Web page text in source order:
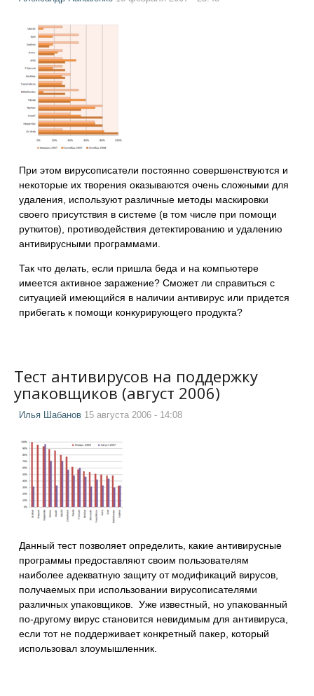
При этом вирусописатели постоянно совершенствуются и
некоторые их творения оказываются очень сложными для
удаления, используют различные методы маскировки
своего присутствия в системе (в том числе при помощи
руткитов), противодействия детектированию и удалению
антивирусными программами.
Так что делать, если пришла беда и на компьютере
имеется активное заражение? Сможет ли справиться с
ситуацией имеющийся в наличии антивирус или придется
прибегать к помощи конкурирующего продукта?
Тест антивирусов на поддержку
упаковщиков (август 2006)
Илья Шабанов 15 августа 2006 - 14:08
Данный тест позволяет определить, какие антивирусные
программы предоставляют своим пользователям
наиболее адекватную защиту от модификаций вирусов,
получаемых при использовании вирусописателями
различных упаковщиков. Уже известный, но упакованный
по-другому вирус становится невидимым для антивируса,
если тот не поддерживает конкретный пакер, который
использовал злоумышленник.